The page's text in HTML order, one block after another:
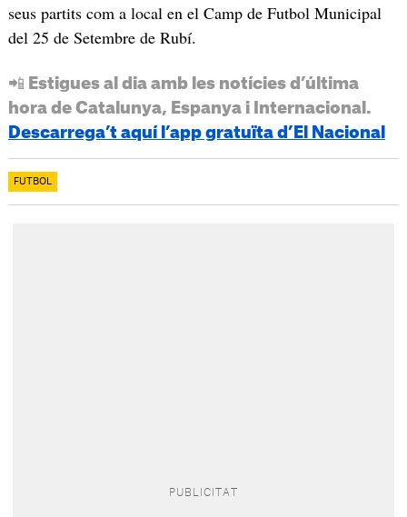
seus partits com a local en el Camp de Futbol Municipal
del 25 de Setembre de Rubí.
📲 Estigues al dia amb les notícies d’última
hora de Catalunya, Espanya i Internacional.
Descarrega’t aquí l’app gratuïta d’El Nacional
FUTBOL